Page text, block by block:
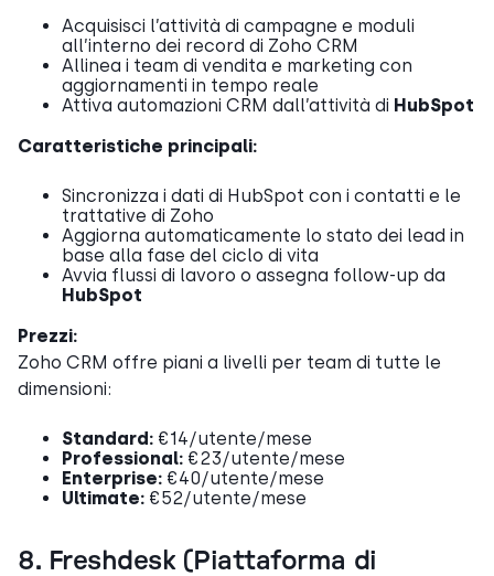
Acquisisci l’attività di campagne e moduli
all’interno dei record di Zoho CRM
Allinea i team di vendita e marketing con
aggiornamenti in tempo reale
Attiva automazioni CRM dall’attività di HubSpot
Caratteristiche principali:
Sincronizza i dati di HubSpot con i contatti e le
trattative di Zoho
Aggiorna automaticamente lo stato dei lead in
base alla fase del ciclo di vita
Avvia flussi di lavoro o assegna follow-up da
HubSpot
Prezzi:
Zoho CRM offre piani a livelli per team di tutte le
dimensioni:
Standard: €14/utente/mese
Professional: €23/utente/mese
Enterprise: €40/utente/mese
Ultimate: €52/utente/mese
8. Freshdesk (Piattaforma di